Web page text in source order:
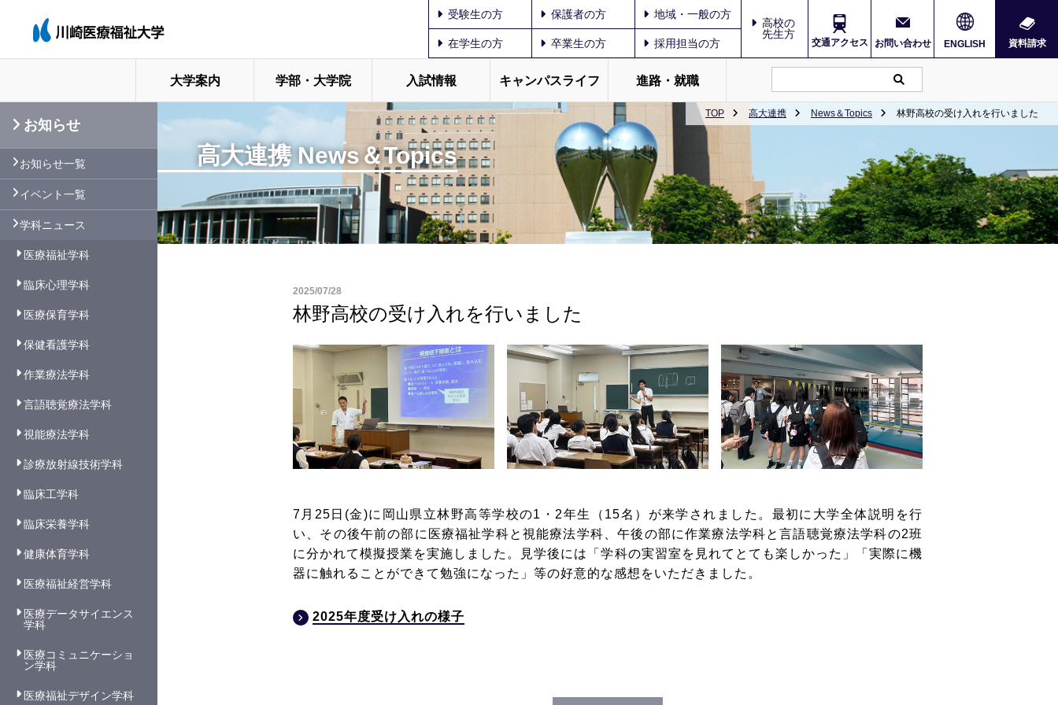
受験生の方 保護者の方 地域・一般の方
高校の
先生方
交通アクセス お問い合わせ ENGLISH 資料請求
在学生の方 卒業生の方 採用担当の方
大学案内 学部・大学院 入試情報 キャンパスライフ 進路・就職
TOP 高大連携 News＆Topics 林野高校の受け入れを行いました
高大連携 News＆Topics
2025/07/28
林野高校の受け入れを行いました
7月25日(金)に岡山県立林野高等学校の1・2年生（15名）が来学されました。最初に大学全体説明を行
い、その後午前の部に医療福祉学科と視能療法学科、午後の部に作業療法学科と言語聴覚療法学科の2班
に分かれて模擬授業を実施しました。見学後には「学科の実習室を見れてとても楽しかった」「実際に機
器に触れることができて勉強になった」等の好意的な感想をいただきました。
2025年度受け入れの様子
お知らせ
お知らせ一覧
イベント一覧
学科ニュース
医療福祉学科
臨床心理学科
医療保育学科
保健看護学科
作業療法学科
言語聴覚療法学科
視能療法学科
診療放射線技術学科
臨床工学科
臨床栄養学科
健康体育学科
医療福祉経営学科
医療データサイエンス
学科
医療コミュニケーショ
ン学科
医療福祉デザイン学科